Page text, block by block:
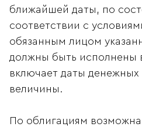
ближайшей даты, по
соответствии с
обязанным лицом
должны быть исполнены
включает даты денежных
величины.
По облигациям возможна